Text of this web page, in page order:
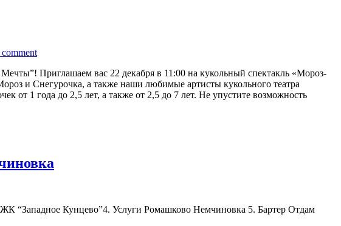
comment
Приглашаем вас 22 декабря в 11:00 на кукольный спектакль «Мороз-
и Снегурочка, а также наши любимые артисты кукольного театра
1 года до 2,5 лет, а также от 2,5 до 7 лет. Не упустите возможность
“Западное Кунцево”4. Услуги Ромашково Немчиновка 5. Бартер Отдам